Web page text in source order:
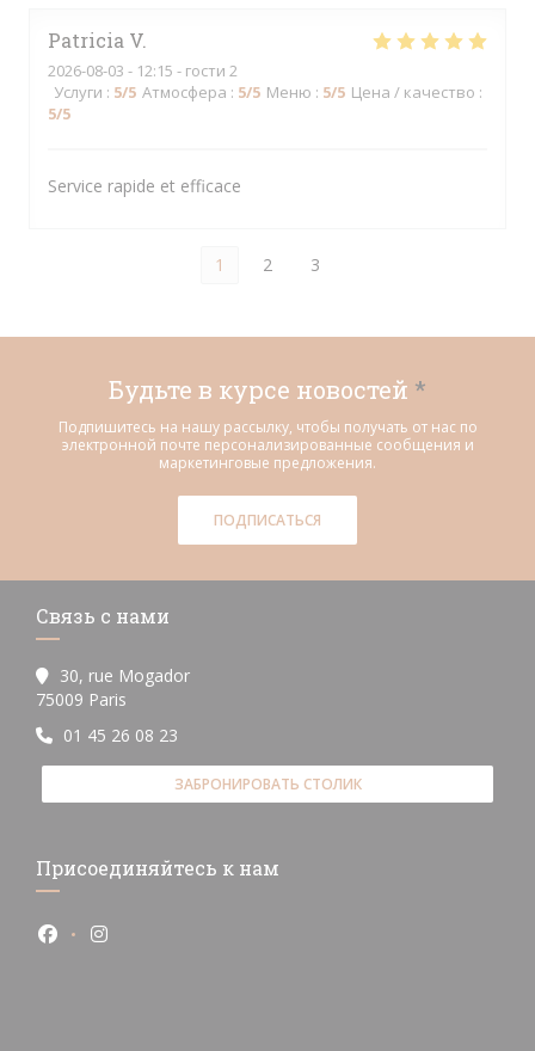
Patricia V
2026-08-03 - 12:15 - гости 2
Услуги : 5/5 Атмосфера : 5/5 Меню : 5/5 Цена / качество :
5/5
Service rapide et efficace
1 2 3
Будьте в курсе новостей *
Подпишитесь на нашу рассылку, чтобы получать от нас по
электронной почте персонализированные сообщения и
маркетинговые предложения.
ПОДПИСАТЬСЯ
Связь с нами
30, rue Mogador
75009 Paris
01 45 26 08 23
ЗАБРОНИРОВАТЬ СТОЛИК
Присоединяйтесь к нам
Facebook ((открывается в новом окне))
Instagram ((открывается в новом окне))